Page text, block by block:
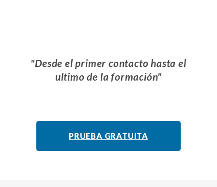
"Desde el primer contacto hasta el
ultimo de la formación"
PRUEBA GRATUITA